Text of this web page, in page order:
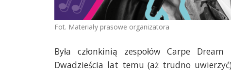
Fot. Materiały prasowe organizatora
Była członkinią zespołów Carpe
Dwadzieścia lat temu (aż trudno